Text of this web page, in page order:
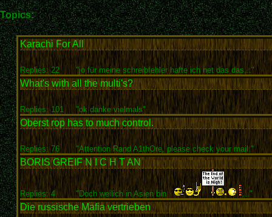
Topics:
Karachi For All
Replies: 22 "jo für meine schreibfehler hafte ich net das das..."
What's with all the multi's?
Replies: 101 "ok danke vielmals"
Oberst rop has to much control.
Replies: 76 "Attention Rand A1thOre, please check your mail."
BORIS GREIF N I C H T AN
Replies: 4 "Doch weilich in Asien bin ..."
Die russische Mafia vertrieben